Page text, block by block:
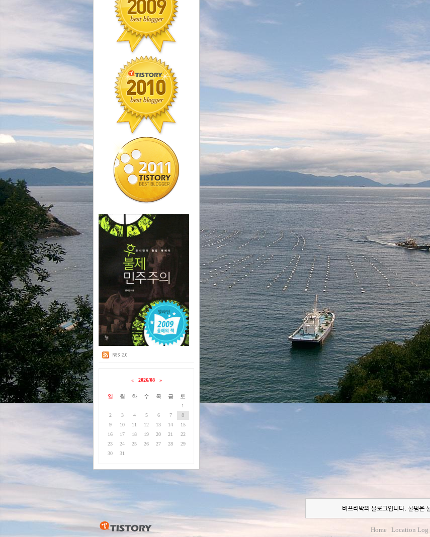
« 2026/08 »
일 월 화 수 목 금 토
1
2
3 4 5 6 7
8
9
10 11 12 13 14
15
16
17 18 19 20 21
22
23
24 25 26 27 28
29
30
31
비프리박의 블로그입니다. 불펌은
Home | Location Log